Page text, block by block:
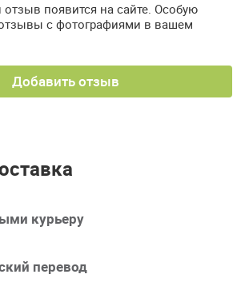
появится на сайте. Особую
с фотографиями в вашем
Добавить отзыв
курьеру
перевод